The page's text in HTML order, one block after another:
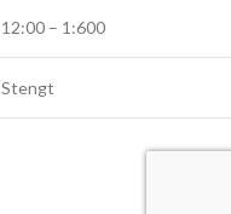
12:00 – 1:600
Stengt